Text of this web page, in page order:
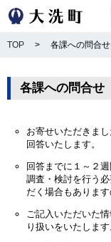
TOP > 各課への問合せ
各課への問合せ
お寄せいただきま
回答いたします。
回答までに１～２
調査・検討を行う
だく場合もあります
ご記入いただいた情
り扱いをいたします